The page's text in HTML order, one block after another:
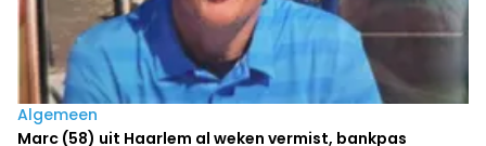
Algemeen
Marc (58) uit Haarlem al weken vermist, bankpas